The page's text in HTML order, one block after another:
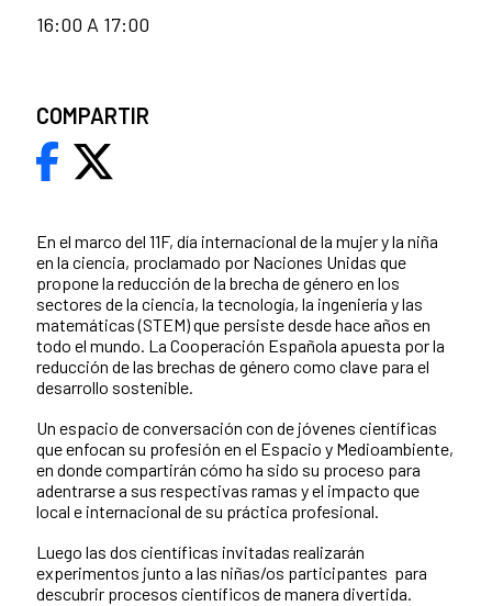
En el marco del 11F, día internacional de la mujer y la niña
en la ciencia, proclamado por Naciones Unidas que
propone la reducción de la brecha de género en los
sectores de la ciencia, la tecnología, la ingeniería y las
matemáticas (STEM) que persiste desde hace años en
todo el mundo. La Cooperación Española apuesta por la
reducción de las brechas de género como clave para el
desarrollo sostenible.
Un espacio de conversación con de jóvenes científicas
que enfocan su profesión en el Espacio y Medioambiente,
en donde compartirán cómo ha sido su proceso para
adentrarse a sus respectivas ramas y el impacto que
local e internacional de su práctica profesional.
Luego las dos científicas invitadas realizarán
experimentos junto a las niñas/os participantes para
descubrir procesos científicos de manera divertida.
16:00 A 17:00
COMPARTIR